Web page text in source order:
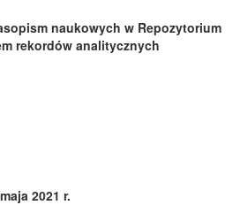
naukowych w Repozytorium
rekordów analitycznych
2021 r.